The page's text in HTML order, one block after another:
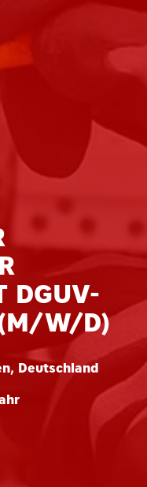
P
W/D)
, Deutschland